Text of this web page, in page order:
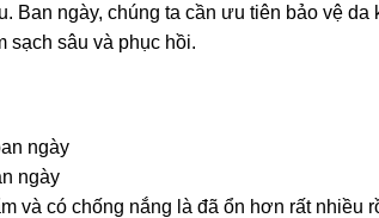
Ban ngày, chúng ta cần ưu tiên bảo vệ da
sạch sâu và phục hồi.
ngày
và có chống nắng là đã ổn hơn rất nhiều